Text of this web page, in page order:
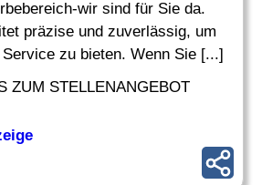
wir sind für Sie da.
präzise und zuverlässig, um
zu bieten. Wenn Sie [...]
ZUM STELLENANGEBOT